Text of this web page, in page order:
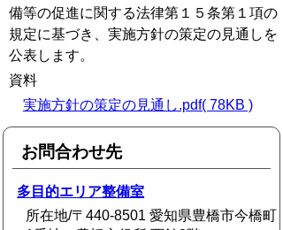
備等の促進に関する法律第１５条第１項の
規定に基づき、実施方針の策定の見通しを
公表します。
資料
実施方針の策定の見通し.pdf( 78KB )
お問合わせ先
多目的エリア整備室
所在地/〒440-8501 愛知県豊橋市今橋町